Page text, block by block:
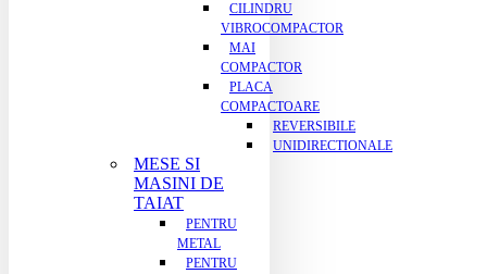
CILINDRU
VIBROCOMPACTOR
MAI
COMPACTOR
PLACA
COMPACTOARE
REVERSIBILE
UNIDIRECTIONALE
MESE SI
MASINI DE
TAIAT
PENTRU
METAL
PENTRU